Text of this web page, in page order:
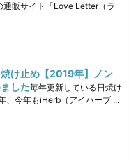
通販サイト「Love Letter（ラ
け止め【2019年】ノン
した毎年更新している日焼け
、今年もiHerb（アイハーブ ...